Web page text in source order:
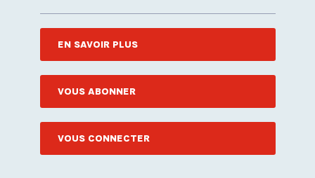
EN SAVOIR PLUS
VOUS ABONNER
VOUS CONNECTER